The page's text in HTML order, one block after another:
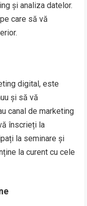
și analiza datelor.
care să vă
digital, este
și să vă
canal de marketing
înscrieți la
la seminare și
la curent cu cele